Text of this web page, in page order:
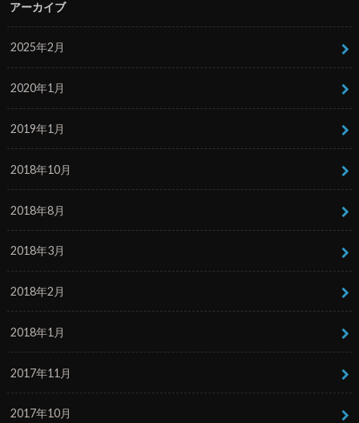
アーカイブ
2025年2月
2020年1月
2019年1月
2018年10月
2018年8月
2018年3月
2018年2月
2018年1月
2017年11月
2017年10月